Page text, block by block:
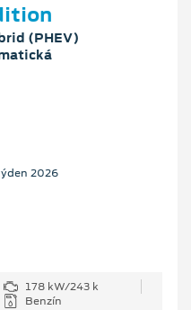
(PHEV)
2026
178 kW/243 k
Benzín